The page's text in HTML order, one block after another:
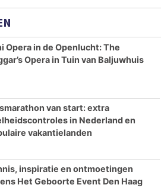
Opera in de Openlucht: The
Opera in Tuin van Baljuwhuis
van start: extra
in Nederland en
vakantielanden
inspiratie en ontmoetingen
Het Geboorte Event Den Haag